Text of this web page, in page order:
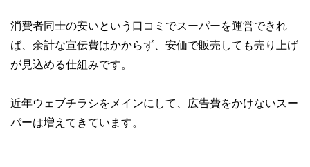
消費者同士の安いという口コミでスーパーを運営できれ
ば、余計な宣伝費はかからず、安価で販売しても売り上げ
が見込める仕組みです。
近年ウェブチラシをメインにして、広告費をかけないスー
パーは増えてきています。